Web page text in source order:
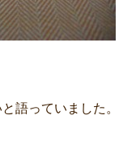
語っていました。